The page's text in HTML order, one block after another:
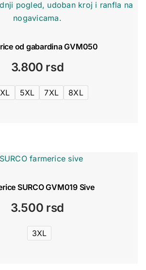
od gabardina GVM050
3.800 rsd
5XL 7XL 8XL
SURCO GVM019 Sive
3.500 rsd
3XL